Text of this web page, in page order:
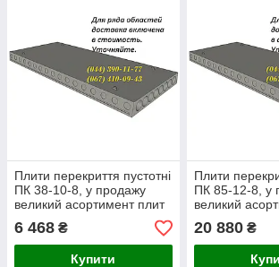
Плити перекриття пустотні
ПК 38-10-8, у продажу
великий асортимент плит
шириною 1,0 м, 1,2 м, 1,5
м, 1,8 м.
6 468 ₴
Купити
Плити
ПК 85-12-8, у
великий
шириною 1,0
м, 1,8 м.
20 880₴